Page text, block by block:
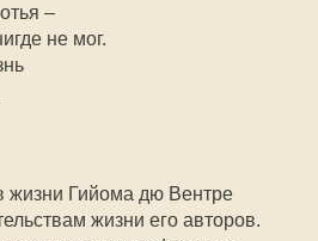
–
не мог.
жизни Гийома дю Вентре
жизни его авторов.